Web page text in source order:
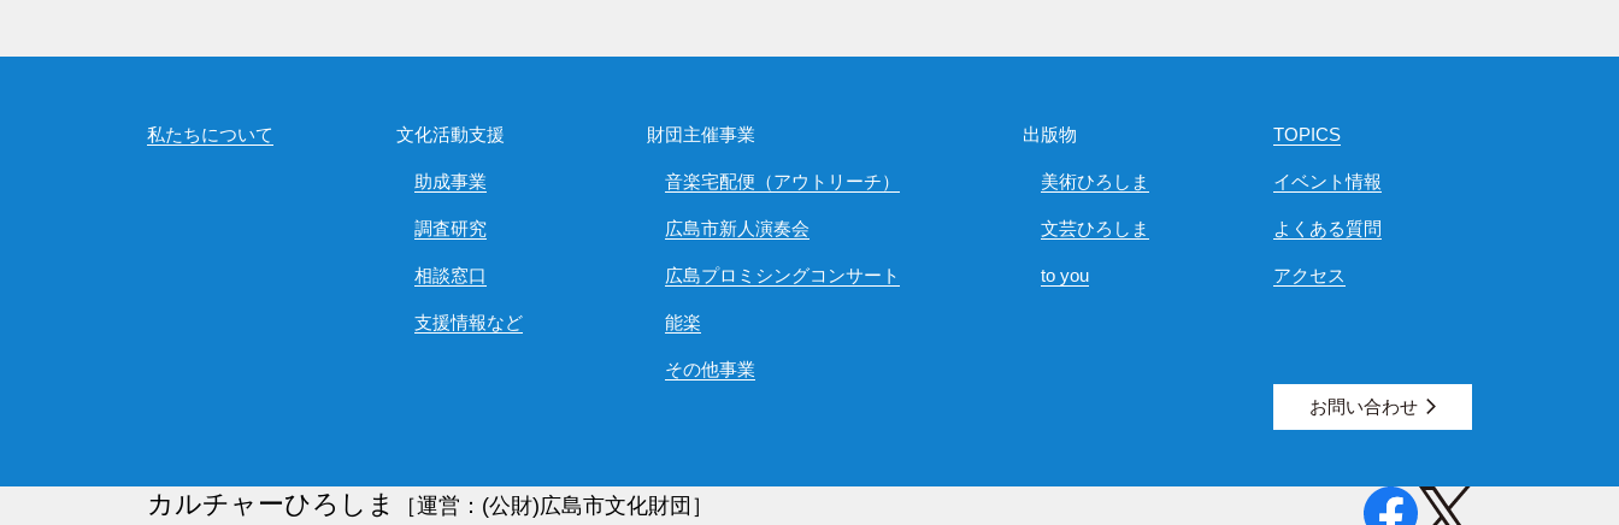
私たちについて 文化活動支援
助成事業
調査研究
相談窓口
支援情報など
財団主催事業
音楽宅配便（アウトリーチ）
広島市新人演奏会
広島プロミシングコンサート
能楽
その他事業
出版物
美術ひろしま
文芸ひろしま
to you
TOPICS
イベント情報
よくある質問
アクセス
お問い合わせ
カルチャーひろしま ［運営：(公財)広島市文化財団］